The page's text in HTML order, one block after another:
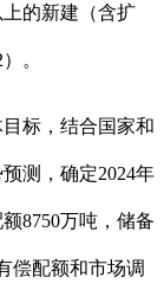
上的新建（含扩
。
标，结合国家和
测，确定2024年
8750万吨，储备
偿配额和市场调